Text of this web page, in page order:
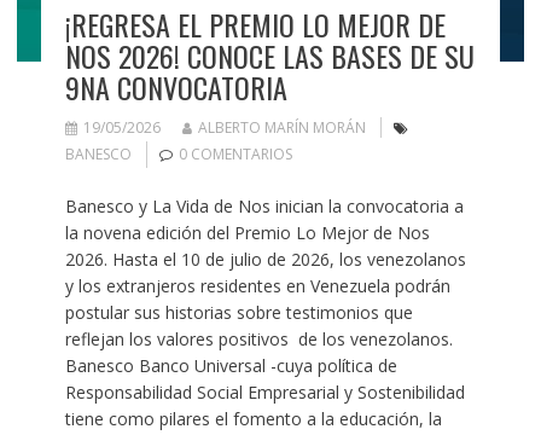
¡REGRESA EL PREMIO LO MEJOR DE
NOS 2026! CONOCE LAS BASES DE SU
9NA CONVOCATORIA
19/05/2026
ALBERTO MARÍN MORÁN
BANESCO
0 COMENTARIOS
Banesco y La Vida de Nos inician la convocatoria a
la novena edición del Premio Lo Mejor de Nos
2026. Hasta el 10 de julio de 2026, los venezolanos
y los extranjeros residentes en Venezuela podrán
postular sus historias sobre testimonios que
reflejan los valores positivos de los venezolanos.
Banesco Banco Universal -cuya política de
Responsabilidad Social Empresarial y Sostenibilidad
tiene como pilares el fomento a la educación, la